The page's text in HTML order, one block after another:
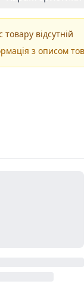
товару відсутній
з описом